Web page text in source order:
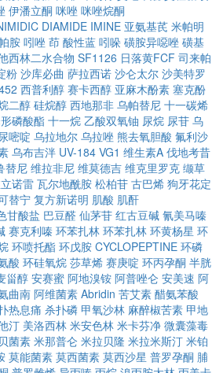
伊潘立酮 咪唑 咪唑烷酮
DIAMIDE IMINE 亚氨基芪 米帕明
胺 吲唑 茚 酸性蓝 吲哚 磺胺异噁唑 磺基
西林二水合物 SF1126 日落黄FCF 司来帕
粉 沙库必曲 萨拉西诺 沙仑太尔 沙美特罗
西普利醇 赛卡西醇 亚麻木酚素 塞克酚
二醇 硅烷醇 西地那非 乌帕替尼 十一碳烯
磷酸酯 十一烷 乙酸双氧铀 尿烷 尿苷 乌
嘧啶 乌拉地尔 乌拉唑 熊去氧胆酸 氟利沙
乌布吉泮 UV-184 VG1 维生素A 伐地考昔
替尼 维拉非尼 维莫德吉 维克里罗克 缬草
诺雷 瓦尔地酰胺 松柏苷 古巴烯 狗牙花定
替宁 复方新诺明 肌酸 肌酐
甘酸盐 巴豆醛 仙茅苷 红古豆碱 氰美马嗪
赛克利嗪 环苯扎林 环苯扎林 环黄杨星 环
环喷托酯 环戊胺 CYCLOPEPTINE 环磷
酸 环硅氧烷 莎草烯 赛庚啶 环丙孕酮 半胱
甾醇 安赛蜜 阿地溴铵 阿普唑仑 安美速 阿
曲南 阿维菌素 Abridin 苦艾素 醋氨苯酸
热息痛 杀扑磷 甲氧沙林 麻醉椒苦素 甲地
汀 美洛西林 米安色林 米卡芬净 微囊藻毒
菌素 米那普仑 米拉贝隆 米拉米斯汀 米铂
莫能菌素 莫西菌素 莫西沙星 普罗孕酮 脯